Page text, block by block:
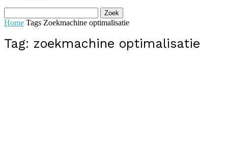
Home Tags Zoekmachine optimalisatie
Tag: zoekmachine optimalisatie